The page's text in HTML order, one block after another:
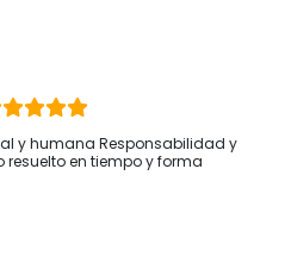
y humana Responsabilidad y
en tiempo y forma